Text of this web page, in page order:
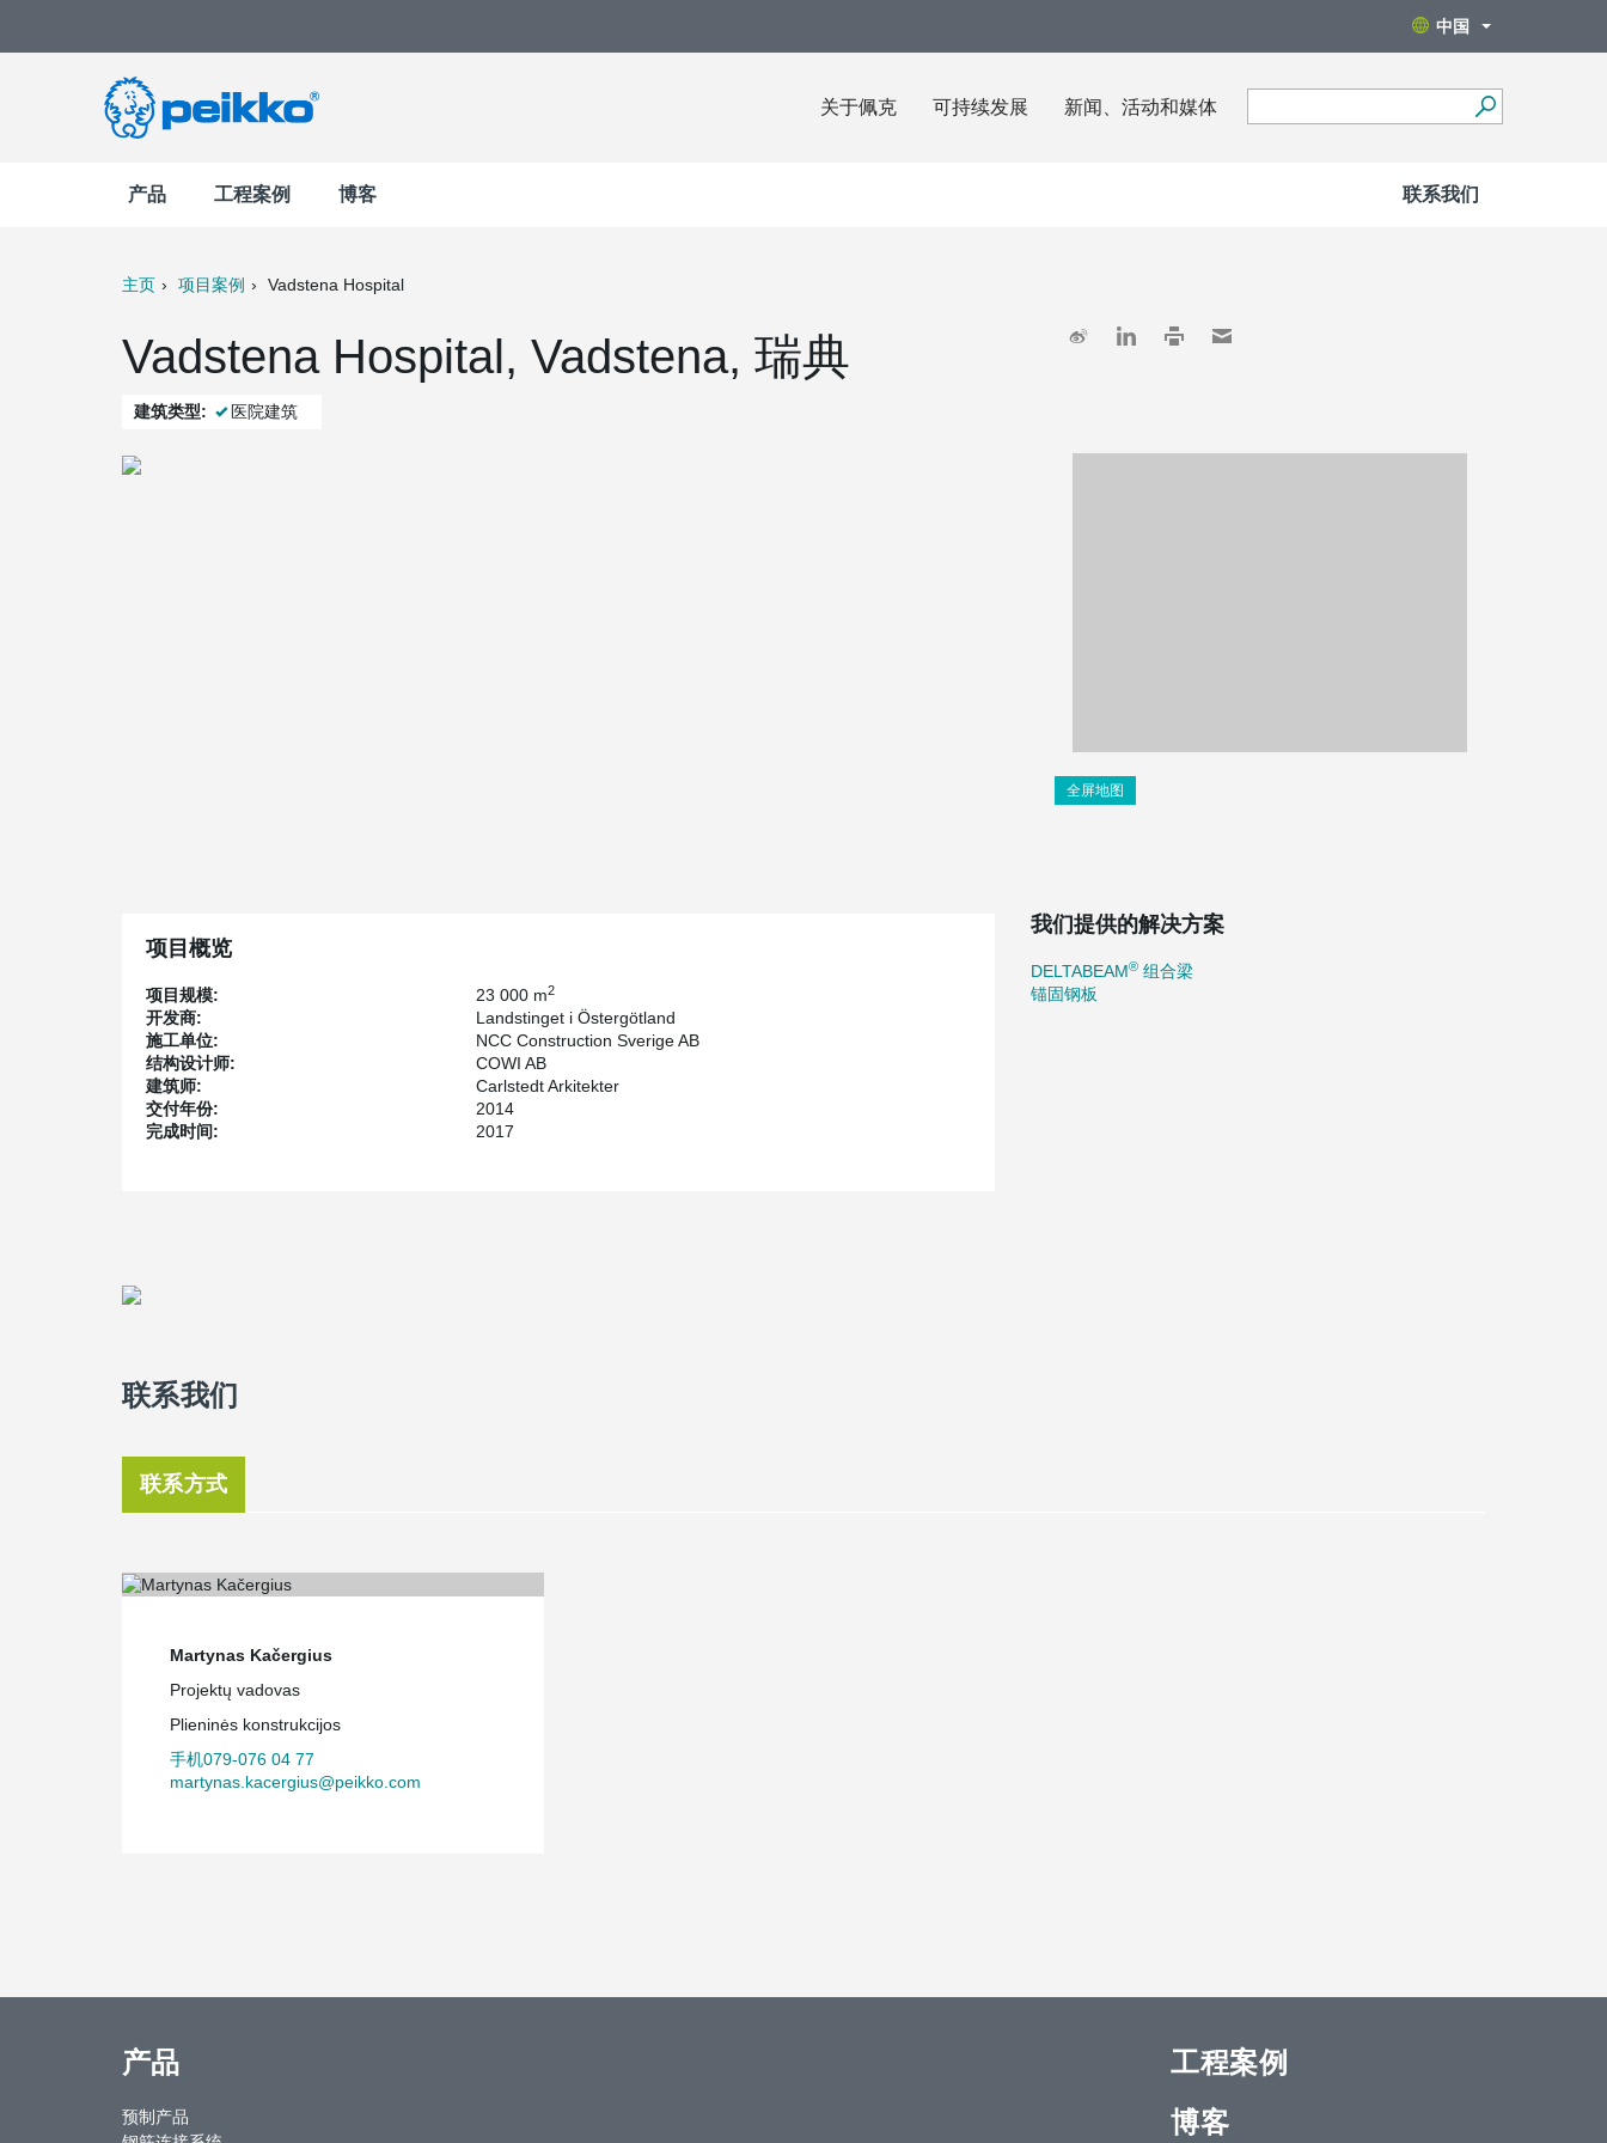
中国
关于佩克 可持续发展 新闻、活动和媒体
产品 工程案例 博客 联系我们
主页 项目案例 Vadstena Hospital
Vadstena Hospital, Vadstena, 瑞典
建筑类型: 医院建筑
全屏地图
项目概览
项目规模: 23 000 m2
开发商:
Landstinget i Östergötland
施工单位:
NCC Construction Sverige AB
结构设计师:
COWI AB
建筑师:
Carlstedt Arkitekter
交付年份:
2014
完成时间:
2017
我们提供的解决方案
DELTABEAM® 组合梁
锚固钢板
联系我们
联系方式
Martynas Kačergius
Projektų vadovas
Plieninės konstrukcijos
手机079-076 04 77
martynas.kacergius@peikko.com
产品
预制产品
工程案例
博客